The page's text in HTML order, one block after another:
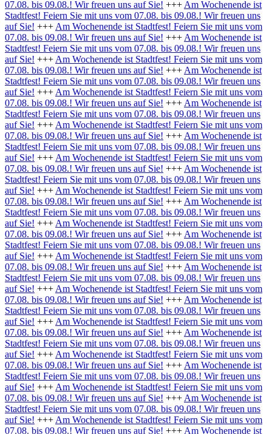
07.08. bis 09.08.! Wir freuen uns auf Sie! +++ Am Wochenende ist
Stadtfest! Feiern Sie mit uns vom 07.08. bis 09.08.! Wir freuen uns
auf Sie! +++ Am Wochenende ist Stadtfest! Feiern Sie mit uns vom
07.08. bis 09.08.! Wir freuen uns auf Sie! +++ Am Wochenende ist
Stadtfest! Feiern Sie mit uns vom 07.08. bis 09.08.! Wir freuen uns
auf Sie! +++ Am Wochenende ist Stadtfest! Feiern Sie mit uns vom
07.08. bis 09.08.! Wir freuen uns auf Sie! +++ Am Wochenende ist
Stadtfest! Feiern Sie mit uns vom 07.08. bis 09.08.! Wir freuen uns
auf Sie! +++ Am Wochenende ist Stadtfest! Feiern Sie mit uns vom
07.08. bis 09.08.! Wir freuen uns auf Sie! +++ Am Wochenende ist
Stadtfest! Feiern Sie mit uns vom 07.08. bis 09.08.! Wir freuen uns
auf Sie! +++ Am Wochenende ist Stadtfest! Feiern Sie mit uns vom
07.08. bis 09.08.! Wir freuen uns auf Sie! +++ Am Wochenende ist
Stadtfest! Feiern Sie mit uns vom 07.08. bis 09.08.! Wir freuen uns
auf Sie! +++ Am Wochenende ist Stadtfest! Feiern Sie mit uns vom
07.08. bis 09.08.! Wir freuen uns auf Sie! +++ Am Wochenende ist
Stadtfest! Feiern Sie mit uns vom 07.08. bis 09.08.! Wir freuen uns
auf Sie! +++ Am Wochenende ist Stadtfest! Feiern Sie mit uns vom
07.08. bis 09.08.! Wir freuen uns auf Sie! +++ Am Wochenende ist
Stadtfest! Feiern Sie mit uns vom 07.08. bis 09.08.! Wir freuen uns
auf Sie! +++ Am Wochenende ist Stadtfest! Feiern Sie mit uns vom
07.08. bis 09.08.! Wir freuen uns auf Sie! +++ Am Wochenende ist
Stadtfest! Feiern Sie mit uns vom 07.08. bis 09.08.! Wir freuen uns
auf Sie! +++ Am Wochenende ist Stadtfest! Feiern Sie mit uns vom
07.08. bis 09.08.! Wir freuen uns auf Sie! +++ Am Wochenende ist
Stadtfest! Feiern Sie mit uns vom 07.08. bis 09.08.! Wir freuen uns
auf Sie! +++ Am Wochenende ist Stadtfest! Feiern Sie mit uns vom
07.08. bis 09.08.! Wir freuen uns auf Sie! +++ Am Wochenende ist
Stadtfest! Feiern Sie mit uns vom 07.08. bis 09.08.! Wir freuen uns
auf Sie! +++ Am Wochenende ist Stadtfest! Feiern Sie mit uns vom
07.08. bis 09.08.! Wir freuen uns auf Sie! +++ Am Wochenende ist
Stadtfest! Feiern Sie mit uns vom 07.08. bis 09.08.! Wir freuen uns
auf Sie! +++ Am Wochenende ist Stadtfest! Feiern Sie mit uns vom
07.08. bis 09.08.! Wir freuen uns auf Sie! +++ Am Wochenende ist
Stadtfest! Feiern Sie mit uns vom 07.08. bis 09.08.! Wir freuen uns
auf Sie! +++ Am Wochenende ist Stadtfest! Feiern Sie mit uns vom
07.08. bis 09.08.! Wir freuen uns auf Sie! +++ Am Wochenende ist
Stadtfest! Feiern Sie mit uns vom 07.08. bis 09.08.! Wir freuen uns
auf Sie! +++ Am Wochenende ist Stadtfest! Feiern Sie mit uns vom
07.08. bis 09.08.! Wir freuen uns auf Sie! +++ Am Wochenende ist